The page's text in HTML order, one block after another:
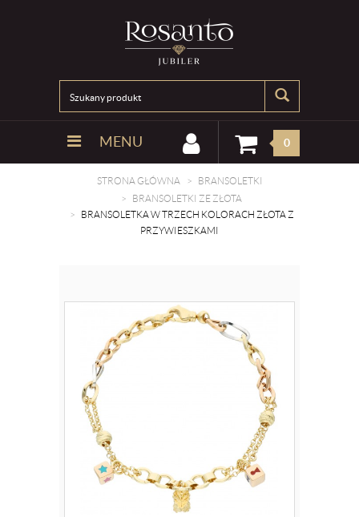
MENU 0
STRONA GŁÓWNA
BRANSOLETKI
BRANSOLETKI ZE ZŁOTA
BRANSOLETKA W TRZECH KOLORACH ZŁOTA Z
PRZYWIESZKAMI